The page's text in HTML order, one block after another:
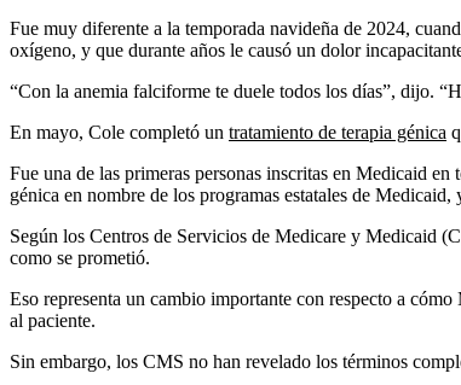
Fue muy diferente a la temporada navideña de 2024,
oxígeno, y que durante años le causó un dolor
“Con la anemia falciforme te duele todos los días”, dijo.
En mayo, Cole completó un tratamiento de terapia génica
Fue una de las primeras personas inscritas en Medicaid en
génica en nombre de los programas estatales de
Según los Centros de Servicios de Medicare y Medicaid
como se prometió.
Eso representa un cambio importante con respecto a
al paciente.
Sin embargo, los CMS no han revelado los términos